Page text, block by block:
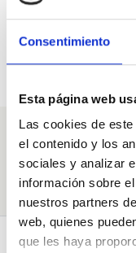
Consentimiento
Esta página web
Las cookies de
el contenido y los
sociales y analizar
información sobre
nuestros partners
web, quienes
que les haya
Galderak (1)